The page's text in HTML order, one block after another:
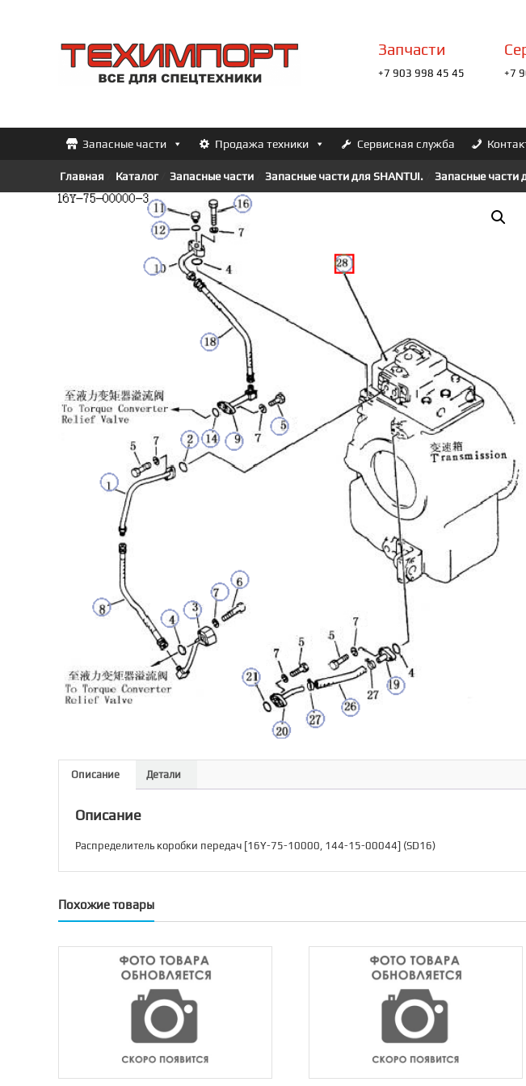
содержимомуТЕХИМПОРТ
Всё
Запчасти
+7 903 998 45 45 +7
Запасные части Продажа техники Сервисная служба
Главная Каталог/ Запасные части Запасные части для SHANTUI. Запасные части
Описание Детали
Описание
Распределитель коробки передач [16Y-75-10000, 144-15-00044] (SD16)
Похожие товары